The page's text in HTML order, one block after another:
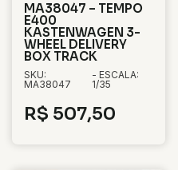
MA38047 – TEMPO
E400
KASTENWAGEN 3-
WHEEL DELIVERY
BOX TRACK
SKU:
MA38047
- ESCALA:
1/35
R$ 507,50